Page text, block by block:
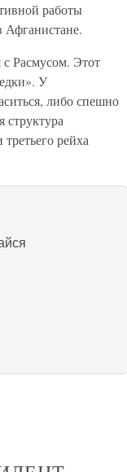
работы
Афганистане.
Расмусом. Этот
У
либо спешно
структура
рейха